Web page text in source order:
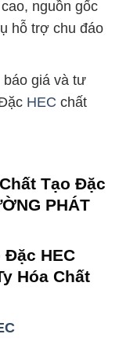
nguồn gốc
hỗ trợ chu đáo
báo giá và tư
HEC chất
Tạo Đặc
PHÁT
Đặc HEC
Hóa Chất